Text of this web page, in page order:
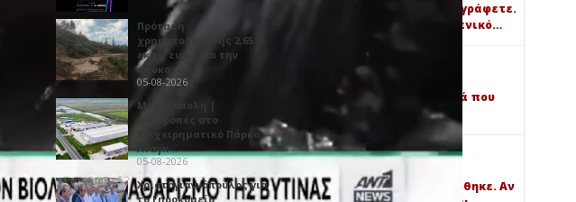
Πρόταση
χρηματοδότησης 2,65
εκατ. ευρώ για την
αποκατάσ…
05-08-2026
Μεγαλόπολη |
Ανατροπές στο
Επιχειρηματικό Πάρκο –
Αναγκ…
05-08-2026
Χριστογιαννόπουλος για
το Γηροκομείο
Τι αγοράκι και κοριτσάκια γράφετε.
Γιατί δεν γράφετε ένα αρσενικό…
Εισάγετε το όνομά σας...
15:15 Για όλα αυτά τα σωστά που
αναφέρεις μία είναι…
Εισάγετε το όνομά σας...
Τετάρτη, 05 Αυγούστου 2026 17:40
15:37 Νομίζω ότι το μπλε δόθηκε. Αν